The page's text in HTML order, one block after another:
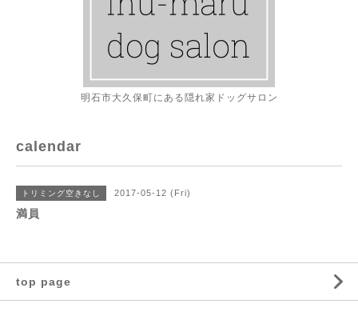
明石市大久保町にある隠れ家ドッグサロン
calendar
トリミング空きなし 2017-05-12 (Fri)
満員
top page